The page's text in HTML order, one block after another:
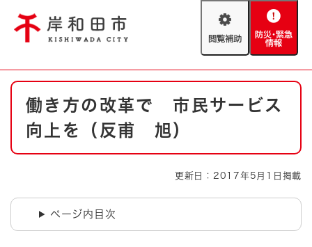
閲
助
防
緊
情
やさしい日本語
防災・緊急情報 救急・消防
ハザードマップ
本
働き方の改革で 市民サービス
向上を（反甫 旭）
更新日：2017年5月1日掲載
ページ内目次